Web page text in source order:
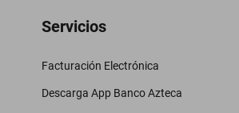
Servicios
Facturación Electrónica
Descarga App Banco Azteca